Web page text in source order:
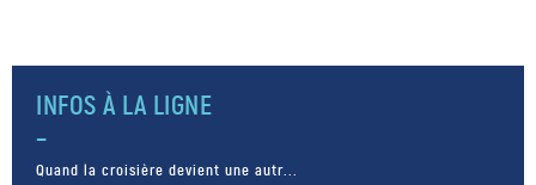
INFOS À LA LIGNE
Quand la croisière devient une autr...